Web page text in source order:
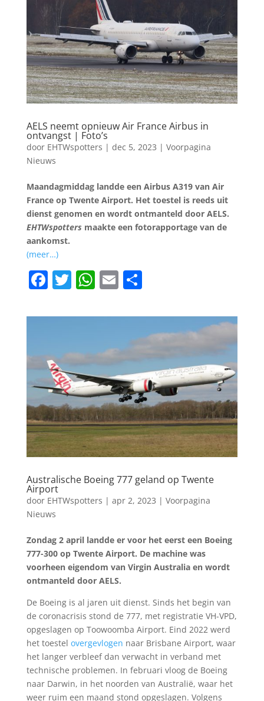
o
o
k
p
p
AELS neemt opnieuw Air France Airbus in
ontvangst | Foto’s
door EHTWspotters | dec 5, 2023 | Voorpagina
Nieuws
Maandagmiddag landde een Airbus A319 van Air
France op Twente Airport. Het toestel is reeds uit
dienst genomen en wordt ontmanteld door AELS.
EHTWspotters maakte een fotorapportage van de
aankomst.
(meer…)
F
c
b
o
o
k
T
itt
W
at
A
p
p
E
ai
D
e
n
Australische Boeing 777 geland op Twente
Airport
door EHTWspotters | apr 2, 2023 | Voorpagina
Nieuws
Zondag 2 april landde er voor het eerst een Boeing
777-300 op Twente Airport. De machine was
voorheen eigendom van Virgin Australia en wordt
ontmanteld door AELS.
De Boeing is al jaren uit dienst. Sinds het begin van
de coronacrisis stond de 777, met registratie VH-VPD,
opgeslagen op Toowoomba Airport. Eind 2022 werd
het toestel overgevlogen naar Brisbane Airport, waar
het langer verbleef dan verwacht in verband met
technische problemen. In februari vloog de Boeing
naar Darwin, in het noorden van Australië, waar het
weer ruim een maand stond opgeslagen. Volgens